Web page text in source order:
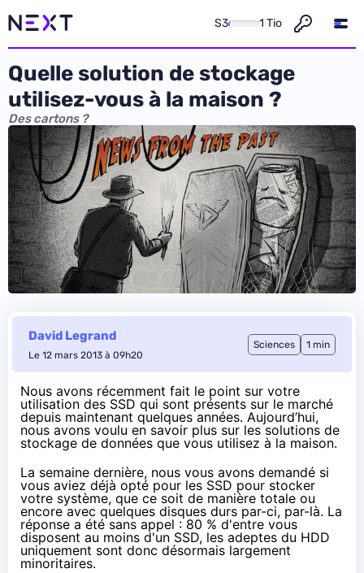
S3 1 Tio
Quelle solution de stockage
utilisez-vous à la maison ?
Des cartons ?
David Legrand
Le 12 mars 2013 à 09h20
Sciences 1 min
Nous avons récemment fait le point sur votre
utilisation des SSD qui sont présents sur le marché
depuis maintenant quelques années. Aujourd’hui,
nous avons voulu en savoir plus sur les solutions de
stockage de données que vous utilisez à la maison.
La semaine dernière, nous vous avons demandé si
vous aviez déjà opté pour les SSD pour stocker
votre système, que ce soit de manière totale ou
encore avec quelques disques durs par-ci, par-là. La
réponse a été sans appel : 80 % d'entre vous
disposent au moins d'un SSD, les adeptes du HDD
uniquement sont donc désormais largement
minoritaires.